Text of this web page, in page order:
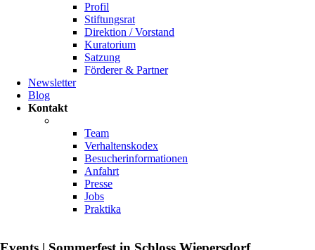
Profil
Stiftungsrat
Direktion / Vorstand
Kuratorium
Satzung
Förderer & Partner
Newsletter
Blog
Kontakt
Team
Verhaltenskodex
Besucherinformationen
Anfahrt
Presse
Jobs
Praktika